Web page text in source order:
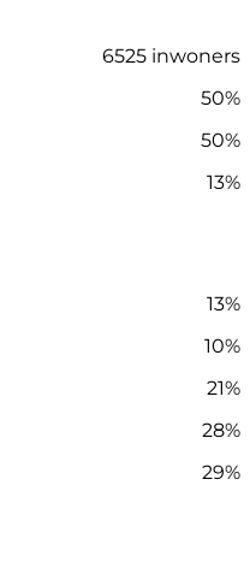
6525 inwoners
50%
50%
13%
13%
10%
21%
28%
29%